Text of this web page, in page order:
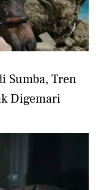
Sumba, Tren
Digemari